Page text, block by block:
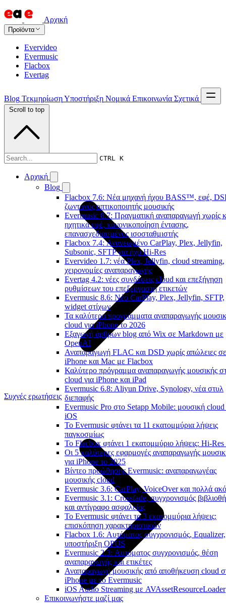
Αρχική
Προϊόντα
Evervideo
Evermusic
Flacbox
Evertag
Blog ΤεκμηρίωσηΥποστήριξη Νομικά Επικοινωνία Σχετικά
CTRL K
Αρχική
Blog
Flacbox 7.6: Νέα μηχανή ήχου BASS™, εφέ,
ζωντανός οπτικοποιητής μουσικής
Evermusic 8.7: Πραγματική αναπαραγωγή χωρίς
ηχητικά εφέ, κανονικοποίηση έντασης,
επανασχεδιασμένος ισοσταθμιστής
Flacbox 7.4: Ανανεωμένο CarPlay, Plex, Jellyfin,
Subsonic, SFTP για ήχο Hi-Res
Evervideo 1.7: νέα Plex, Jellyfin, cloud streaming,
χειρονομίες αναπαραγωγής
Evertag 4.2: νέες συνδέσεις cloud και επεξήγηση
ρυθμίσεων του επεξεργαστή ετικετών
Evermusic 8.6: Νέο CarPlay, Plex, Jellyfin, SFTP,
widget στίχων
Τα καλύτερα προγράμματα αναπαραγωγής
cloud για iPhone το 2026
Εξαγωγή άρθρων blog από Wix σε Markdown με
OpenAI
Αναπαραγωγή FLAC και DSD χωρίς απώλειες σε
iPhone και Mac με Flacbox
Καλύτερο πρόγραμμα αναπαραγωγής μουσικής
cloud για iPhone και iPad
Evermusic 6.8: Aliyun Drive, Synology, νέα στυλ
διεπαφής
Evermusic Pro στο Setapp Mobile: μουσική cloud
iOS
Το Evermusic φτάνει τα 11 εκατομμύρια λήψεις
παγκοσμίως
Το Flacbox φτάνει 1 εκατομμύριο λήψεις: Hi-Res
Οι 5 καλύτερες εφαρμογές αναπαραγωγής
για iPhone το 2025
Βίντεο προώθησης Evermusic: αναπαραγωγέας
μουσικής cloud
Evermusic 3.6: CarPlay, VoiceOver και πολλά
Evermusic 3.1: Crossfade, συγχρονισμός
και αντίγραφο ασφαλείας
Το Evermusic φτάνει τα 3 εκατομμύρια λήψεις:
επισκόπηση χαρακτηριστικών
Flacbox 1.6: Αυτόματος συγχρονισμός, Equalizer,
υποστήριξη OPUS
Evermusic 2.3: Αυτόματος συγχρονισμός, θέση
αναπαραγωγής και ετικέτες
Αναπαραγωγή μουσικής από αποθήκευση cloud
iPhone με το Evermusic
iOS Audio Streaming με AVAssetResourceLoader
Επικοινωνήστε μαζί μας
Scroll to top
Τεκμηρίωση
Συχνές ερωτήσεις